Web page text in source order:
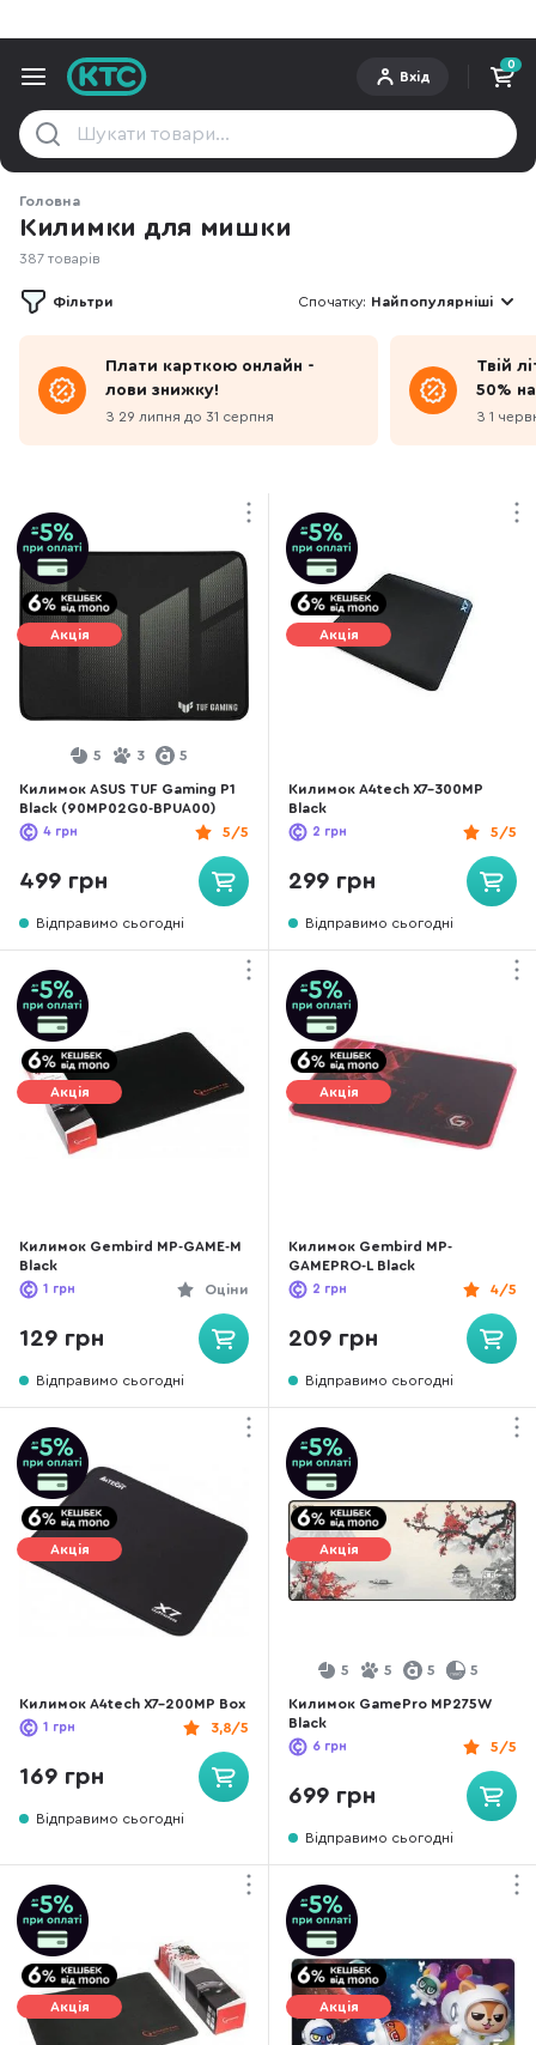
Вхід
0
Головна
Плати карткою онлайн -
лови знижку!
З 29 липня до 31 серпня
Твій
50%
З 1
Килимки для мишки
387 товарів
Фільтри Спочатку: Найпопулярніші
Акція
5 3 5
Килимок ASUS TUF Gaming P1
Black (90MP02G0-BPUA00)
5/5
4 грн
499 грн
Відправимо сьогодні
Акція
Килимок A4tech X7-300MP
Black
5/5
2 грн
299 грн
Відправимо сьогодні
Акція
Килимок Gembird MP-GAME-M
Black
Оціни
1 грн
129 грн
Відправимо сьогодні
Акція
Килимок Gembird MP-
GAMEPRO-L Black
4/5
2 грн
209 грн
Відправимо сьогодні
Акція
Килимок A4tech X7-200MP Box
3,8/5
1 грн
169 грн
Відправимо сьогодні
Акція
5 5 5 5
Килимок GamePro MP275W
Black
5/5
6 грн
699 грн
Відправимо сьогодні
Акція Акція